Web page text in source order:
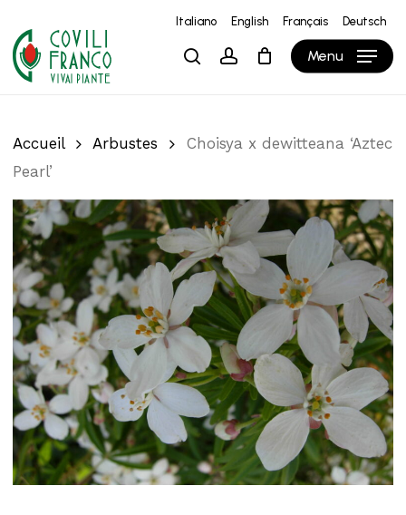
main
content
Italiano English Français Deutsch
searchaccount Menu
Panier Close
Cart
Accueil Arbustes
Choisya x dewitteana ‘Aztec
Pearl’